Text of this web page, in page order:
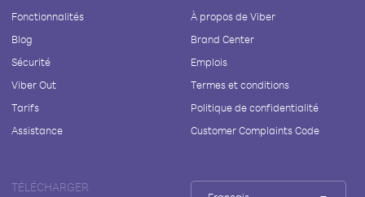
Fonctionnalités
Blog
Sécurité
Viber Out
Tarifs
Assistance
À propos de Viber
Brand Center
Emplois
Termes et conditions
Politique de confidentialité
Customer Complaints Code
TÉLÉCHARGER